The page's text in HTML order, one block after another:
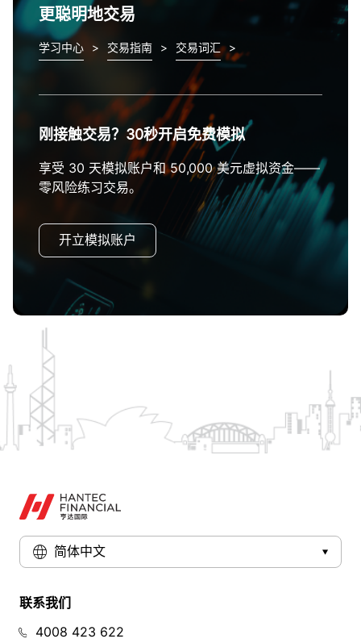
更聪明地交易
学习中心 > 交易指南 > 交易词汇 >
刚接触交易？30秒开启免费模拟
享受 30 天模拟账户和 50,000 美元虚拟资金——
零风险练习交易。
开立模拟账户
简体中文
联系我们
4008 423 622